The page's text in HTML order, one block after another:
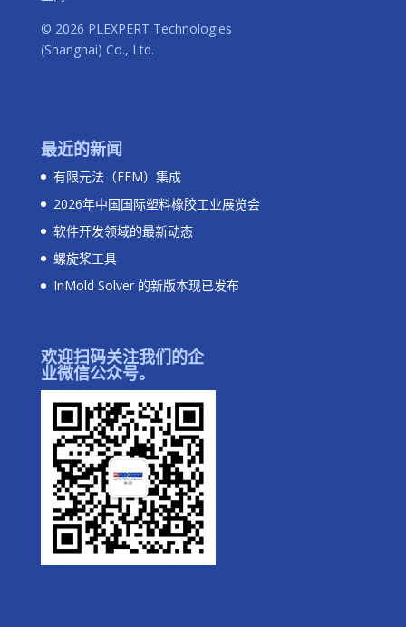
© 2026 PLEXPERT Technologies
(Shanghai) Co., Ltd.
最近的新闻
有限元法（FEM）集成
2026年中国国际塑料橡胶工业展览会
软件开发领域的最新动态
螺旋桨工具
InMold Solver 的新版本现已发布
欢迎扫码关注我们的企
业微信公众号。